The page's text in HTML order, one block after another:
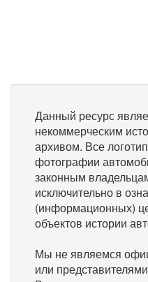
Данный ресурс
некоммерческим
архивом. Все
фотографии
законным
исключительно в
(информационных)
объектов истории
Мы не являемся
или